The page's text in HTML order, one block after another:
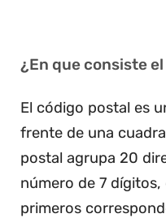
¿En que consiste
El código postal es
frente de una
postal agrupa 20
número de 7
primeros